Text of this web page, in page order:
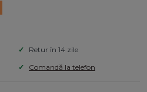
Retur în 14 zile
Comandă la telefon